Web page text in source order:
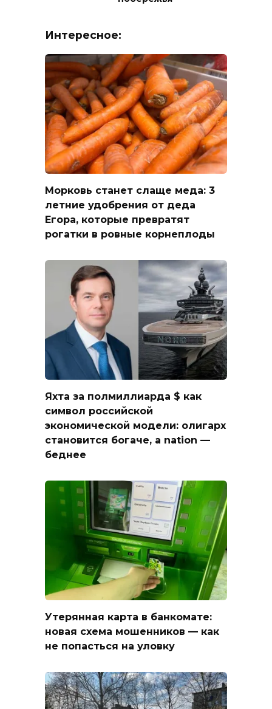
Интересное:
Морковь станет слаще меда: 3
летние удобрения от деда
Егора, которые превратят
рогатки в ровные корнеплоды
Яхта за полмиллиарда $ как
символ российской
экономической модели: олигарх
становится богаче, а nation —
беднее
Утерянная карта в банкомате:
новая схема мошенников — как
не попасться на уловку